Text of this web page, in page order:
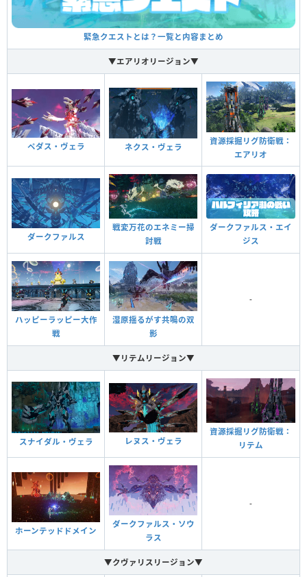
緊急クエストとは？一覧と内容まとめ
▼エアリオリージョン▼
ペダス・ヴェラ ネクス・ヴェラ
資源採掘リグ防衛戦：
エアリオ
ダークファルス
戦変万花のエネミー掃
討戦
ダークファルス・エイ
ジス
ハッピーラッピー大作
戦
湿原揺るがす共鳴の双
影
-
▼リテムリージョン▼
スナイダル・ヴェラ レヌス・ヴェラ
資源採掘リグ防衛戦：
リテム
ホーンテッドドメイン
ダークファルス・ソウ
ラス
-
▼クヴァリスリージョン▼